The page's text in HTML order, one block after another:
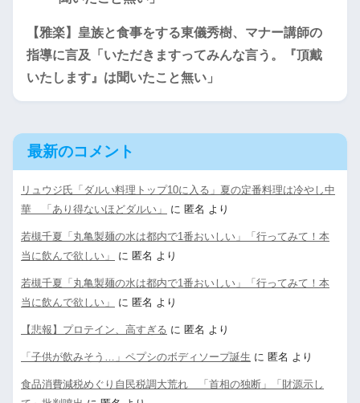
【雅楽】皇族と食事をする東儀秀樹、マナー講師の
指導に言及「いただきますってみんな言う。『頂戴
いたします』は聞いたこと無い」
最新のコメント
リュウジ氏「ダルい料理トップ10に入る」夏の定番料理は冷やし中
華 「あり得ないほどダルい」
に 匿名 より
若槻千夏「丸亀製麺の水は都内で1番おいしい」「行ってみて！本
当に飲んで欲しい」
に 匿名 より
若槻千夏「丸亀製麺の水は都内で1番おいしい」「行ってみて！本
当に飲んで欲しい」
に 匿名 より
【悲報】プロテイン、高すぎる に 匿名 より
「子供が飲みそう…」ペプシのボディソープ誕生 に 匿名 より
食品消費減税めぐり自民税調大荒れ 「首相の独断」「財源示し